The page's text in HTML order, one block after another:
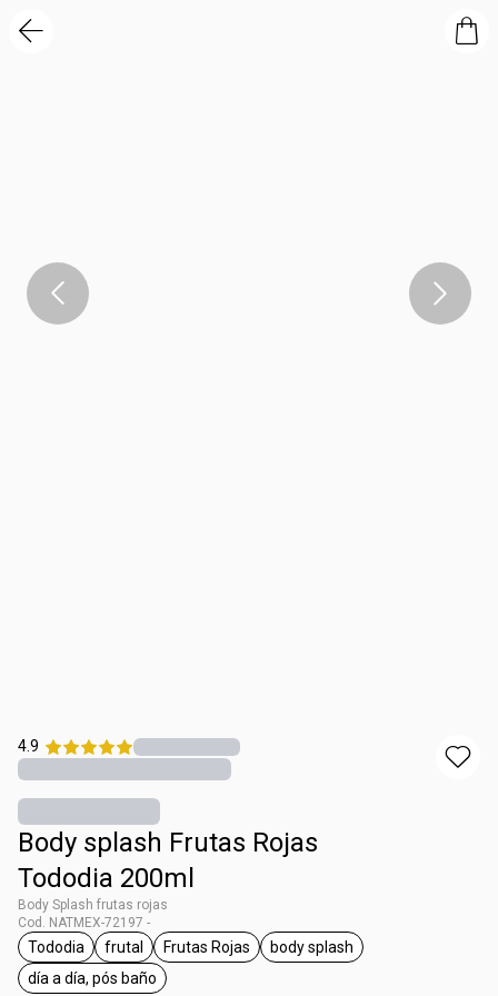
4.9
Body splash Frutas Rojas
Tododia 200ml
Body Splash frutas rojas
Cod. NATMEX-72197 -
etiqueta Tododia
Tododia
etiqueta frutal
frutal
etiqueta Frutas Rojas
Frutas Rojas
etiqueta body splash
body splash
etiqueta día a día, pós baño
día a día, pós baño